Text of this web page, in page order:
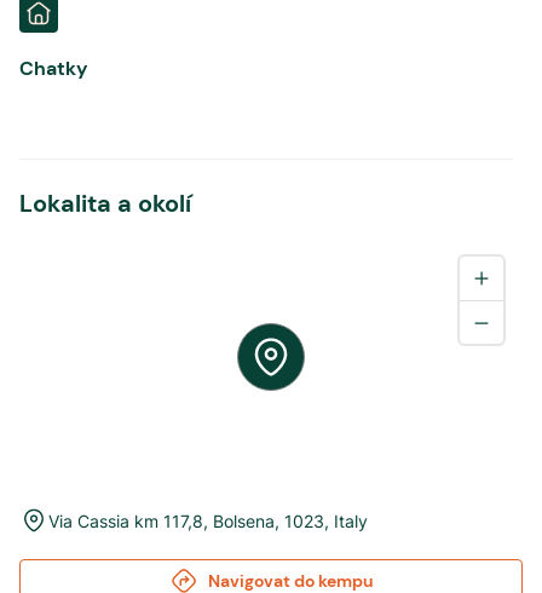
Chatky
Lokalita a okolí
Via Cassia km 117,8, Bolsena, 1023, Italy
Navigovat do kempu